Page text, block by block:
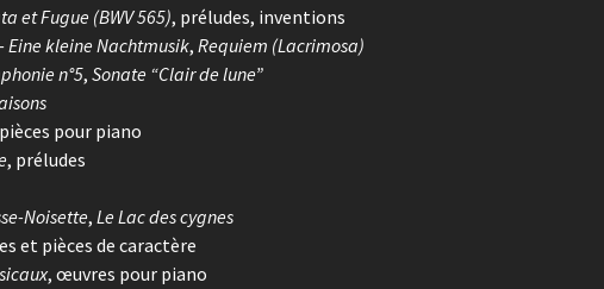
et Fugue (BWV 565), préludes, inventions
Eine kleine Nachtmusik, Requiem (Lacrimosa)
n°5, Sonate “Clair de lune”
pour piano
, préludes
Noisette, Le Lac des cygnes
et pièces de caractère
, œuvres pour piano